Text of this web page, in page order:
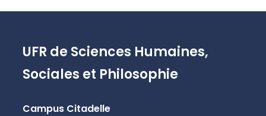
UFR de Sciences Humaines,
Sociales et Philosophie
Campus Citadelle